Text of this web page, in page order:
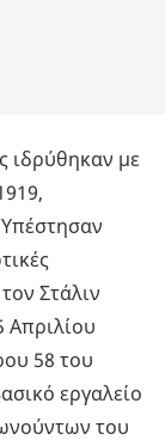
ιδρύθηκαν με
Στάλιν
Απριλίου
58 του
εργαλείο
του